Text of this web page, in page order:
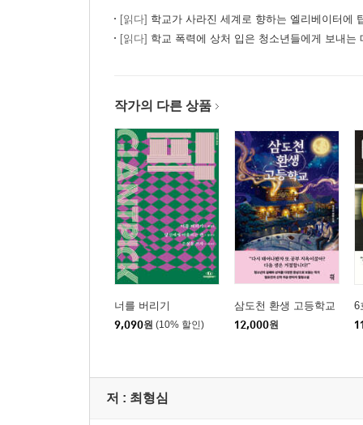
[읽다] 학교가 사라진 세계로 향하는 엘리베이터에
[읽다] 학교 폭력에 상처 입은 청소년들에게 보내는
작가의 다른 상품
너를 버리기
9,090원 (10% 할인)
삼도천 환생 고등학교
12,000원
6
저 : 최형심